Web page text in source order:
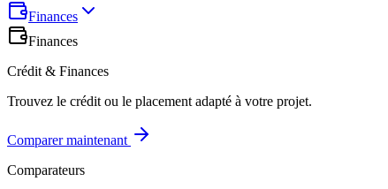
Finances
Finances
Crédit & Finances
Trouvez le crédit ou le placement adapté à votre projet.
Comparer maintenant
Comparateurs